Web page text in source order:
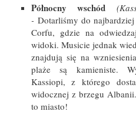
Północny wschód
- Dotarliśmy do
Corfu, gdzie na
widoki. Musicie jednak
znajdują się na
plaże są kamieniste.
Kassiopi, z którego
widocznej z brzegu
to miasto!